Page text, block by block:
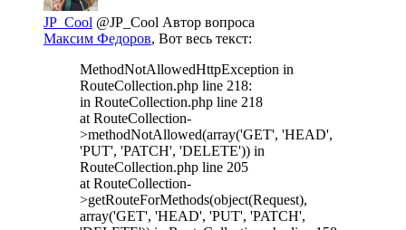
JP_Cool @JP_Cool Автор вопроса
Максим Федоров, Вот весь текст:
MethodNotAllowedHttpException in
RouteCollection.php line 218:
in RouteCollection.php line 218
at RouteCollection-
>methodNotAllowed(array('GET', 'HEAD',
'PUT', 'PATCH', 'DELETE')) in
RouteCollection.php line 205
at RouteCollection-
>getRouteForMethods(object(Request),
array('GET', 'HEAD', 'PUT', 'PATCH',